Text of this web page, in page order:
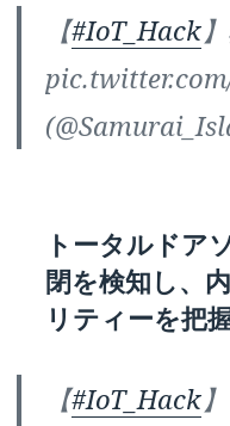
【#IoT_Hack
トータルドア
閉を検知し、
リティーを把
【#IoT_Hack